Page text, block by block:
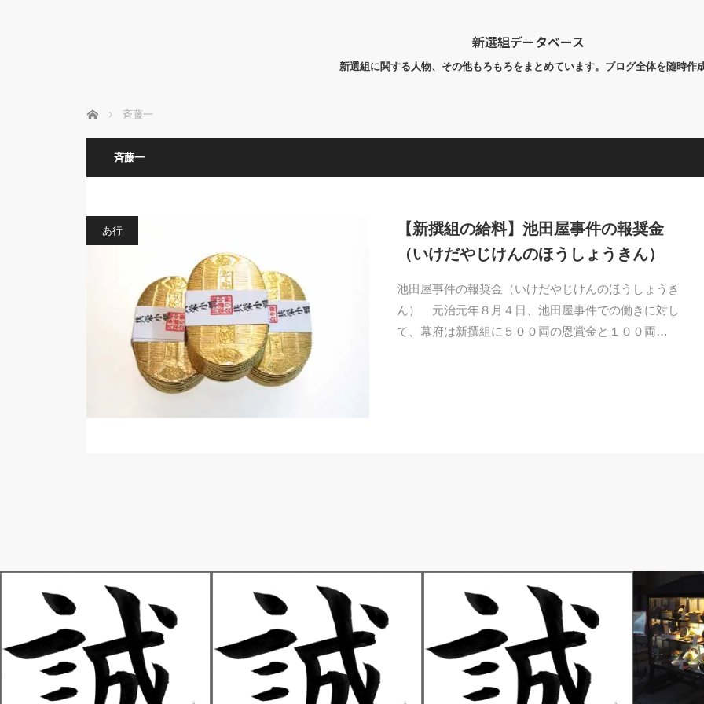
新選組データベース
新選組に関する人物、その他もろもろをまとめています。ブログ全体を随時作
ホーム 斉藤一
斉藤一
あ行
【新撰組の給料】池田屋事件の報奨金
（いけだやじけんのほうしょうきん）
池田屋事件の報奨金（いけだやじけんのほうしょうき
ん） 元治元年８月４日、池田屋事件での働きに対し
て、幕府は新撰組に５００両の恩賞金と１００両…